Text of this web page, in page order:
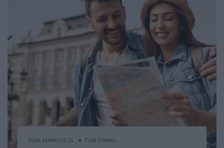
2026. MÁRCIUS 21. ● TURI DÁNIEL